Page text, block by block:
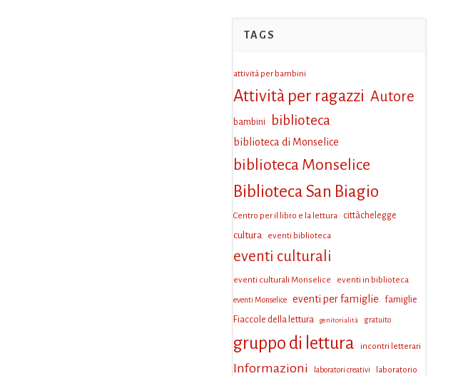
TAGS
attività per bambini
Attività per ragazzi Autore
bambini biblioteca
biblioteca di Monselice
biblioteca Monselice
Biblioteca San Biagio
Centro per il libro e la lettura cittàchelegge
cultura eventi biblioteca
eventi culturali
eventi culturali Monselice eventi in biblioteca
eventi Monselice eventi per famiglie
famiglie
Fiaccole della lettura
genitorialità gratuito
gruppo di lettura incontri letterari
Informazioni laboratori creativi laboratorio